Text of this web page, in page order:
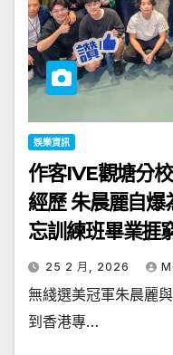
娛樂資訊
作客IVE觀塘分
經歷 朱晨麗自爆
忘訓練班畢業捱
25 2 月, 2026
無綫選美冠軍朱晨麗
到香港專…